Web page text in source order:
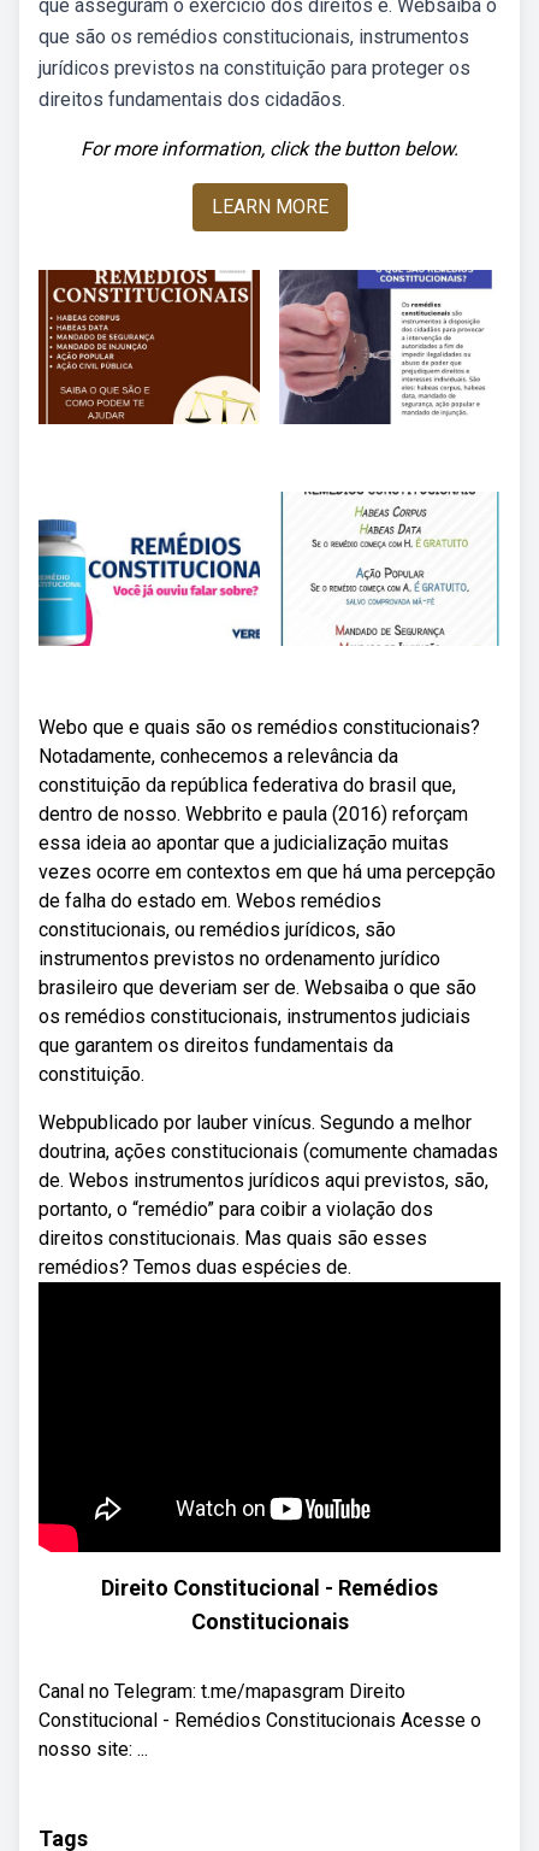
que asseguram o exercício dos direitos e. Websaiba o
que são os remédios constitucionais, instrumentos
jurídicos previstos na constituição para proteger os
direitos fundamentais dos cidadãos.
For more information, click the button below.
LEARN MORE
Webo que e quais são os remédios constitucionais?
Notadamente, conhecemos a relevância da
constituição da república federativa do brasil que,
dentro de nosso. Webbrito e paula (2016) reforçam
essa ideia ao apontar que a judicialização muitas
vezes ocorre em contextos em que há uma percepção
de falha do estado em. Webos remédios
constitucionais, ou remédios jurídicos, são
instrumentos previstos no ordenamento jurídico
brasileiro que deveriam ser de. Websaiba o que são
os remédios constitucionais, instrumentos judiciais
que garantem os direitos fundamentais da
constituição.
Webpublicado por lauber vinícus. Segundo a melhor
doutrina, ações constitucionais (comumente chamadas
de. Webos instrumentos jurídicos aqui previstos, são,
portanto, o “remédio” para coibir a violação dos
direitos constitucionais. Mas quais são esses
remédios? Temos duas espécies de.
Direito Constitucional - Remédios
Constitucionais
Canal no Telegram: t.me/mapasgram Direito
Constitucional - Remédios Constitucionais Acesse o
nosso site: ...
Tags